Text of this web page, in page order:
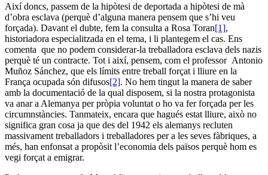
Així doncs, passem de la hipòtesi de deportada a hipòtesi de mà
d’obra esclava (perquè d’alguna manera pensem que s’hi veu
forçada). Davant el dubte, fem la consulta a Rosa Toran[1],
historiadora especialitzada en el tema, i li plantegem el cas. Ens
comenta que no podem considerar-la treballadora esclava dels nazis
perquè té un contracte. Tot i així, pensem, com el professor Antonio
Muñoz Sánchez, que els límits entre treball forçat i lliure en la
França ocupada són difusos[2]. No hem tingut la manera de saber
amb la documentació de la qual disposem, si la nostra protagonista
va anar a Alemanya per pròpia voluntat o ho va fer forçada per les
circumnstàncies. Tanmateix, encara que hagués estat lliure, això no
significa gran cosa ja que des del 1942 els alemanys recluten
massivament treballadors i treballadores per a les seves fàbriques, a
més, han enfonsat a propòsit l’economia dels països perquè hom es
vegi forçat a emigrar.